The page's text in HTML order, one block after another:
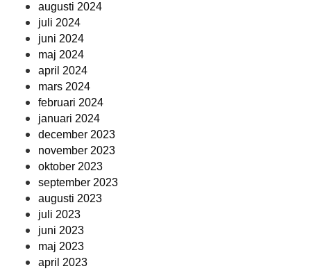
augusti 2024
juli 2024
juni 2024
maj 2024
april 2024
mars 2024
februari 2024
januari 2024
december 2023
november 2023
oktober 2023
september 2023
augusti 2023
juli 2023
juni 2023
maj 2023
april 2023